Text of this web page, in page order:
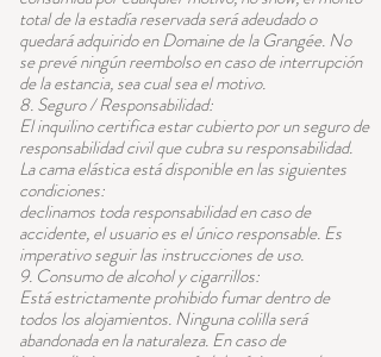
total de la estadía reservada será adeudado o
quedará adquirido en Domaine de la Grangée. No
se prevé ningún reembolso en caso de interrupción
de la estancia, sea cual sea el motivo.
8. Seguro / Responsabilidad:
El inquilino certifica estar cubierto por un seguro de
responsabilidad civil que cubra su responsabilidad.
La cama elástica está disponible en las siguientes
condiciones:
declinamos toda responsabilidad en caso de
accidente, el usuario es el único responsable. Es
imperativo seguir las instrucciones de uso.
9. Consumo de alcohol y cigarrillos:
Está estrictamente prohibido fumar dentro de
todos los alojamientos. Ninguna colilla será
abandonada en la naturaleza. En caso de